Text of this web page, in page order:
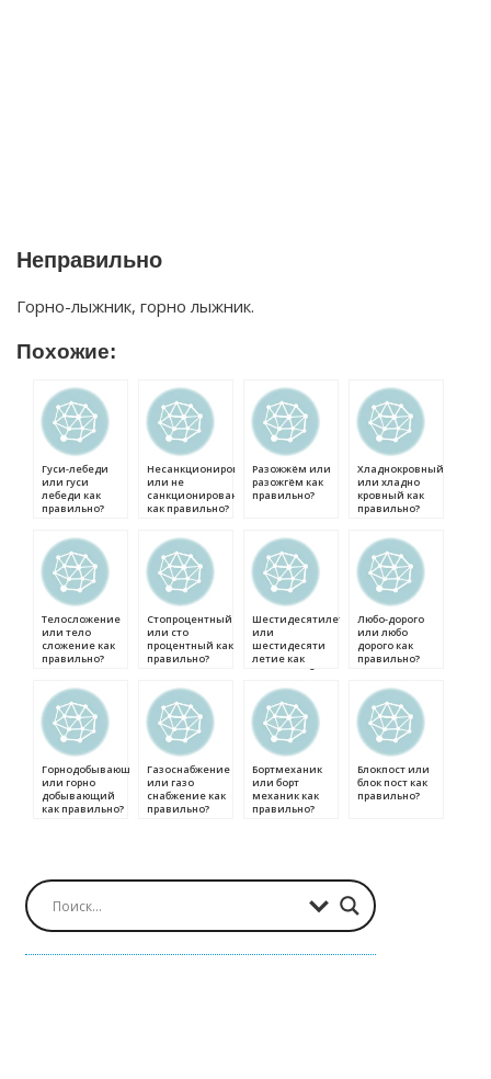
Неправильно
Горно-лыжник, горно лыжник.
Похожие:
Гуси-лебеди
или гуси
лебеди как
правильно?
Несанкционированный
или не
санкционированный
как правильно?
Разожжём или
разожгём как
правильно?
Хладнокровный
или хладно
кровный как
правильно?
Телосложение
или тело
сложение как
правильно?
Стопроцентный
или сто
процентный как
правильно?
Шестидесятилетие
или
шестидесяти
летие как
правильно?
Любо-дорого
или любо
дорого как
правильно?
Горнодобывающий
или горно
добывающий
как правильно?
Газоснабжение
или газо
снабжение как
правильно?
Бортмеханик
или борт
механик как
правильно?
Блокпост или
блок пост как
правильно?